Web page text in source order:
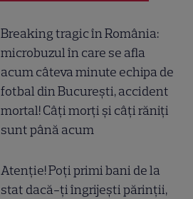
Breaking tragic în România:
microbuzul în care se afla
acum câteva minute echipa de
fotbal din București, accident
mortal! Câți morți și câți răniți
sunt până acum
Atenție! Poți primi bani de la
stat dacă-ți îngrijești părinții,